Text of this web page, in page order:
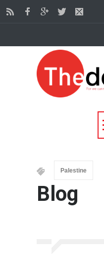
Palestine
Blog